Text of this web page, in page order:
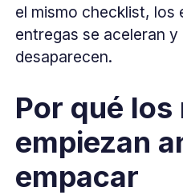
el mismo checklist, los
entregas se aceleran
desaparecen.
Por qué
empiezan
empacar